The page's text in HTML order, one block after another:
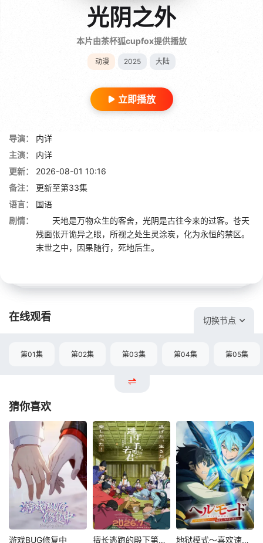
光阴之外
本片由茶杯狐cupfox提供播放
动漫 2025 大陆
立即播放
导演：
内详
主演：
内详
更新：
2026-08-01 10:16
备注：
更新至第33集
语言：
国语
剧情：
天地是万物众生的客舍，光阴是古往今来的过客。苍天
残面张开诡异之眼，所视之处生灵涂炭，化为永恒的禁区。
末世之中，因果随行，死地后生。
在线观看 切换节点
第01集 第02集 第03集 第04集 第05集
猜你喜欢
游戏BUG修复中 擅长逃跑的殿下第二季 地狱模式～喜欢速通游戏的玩家在废设定异世界无双～第2季